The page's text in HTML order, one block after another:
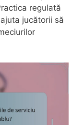
regulată
jucătorii să